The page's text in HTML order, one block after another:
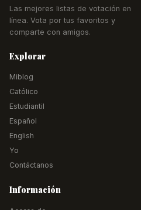
Las mejores listas de votación en
línea. Vota por tus favoritos y
comparte con amigos.
Explorar
Miblog
Católico
Estudiantil
Español
English
Yo
Contáctanos
Información